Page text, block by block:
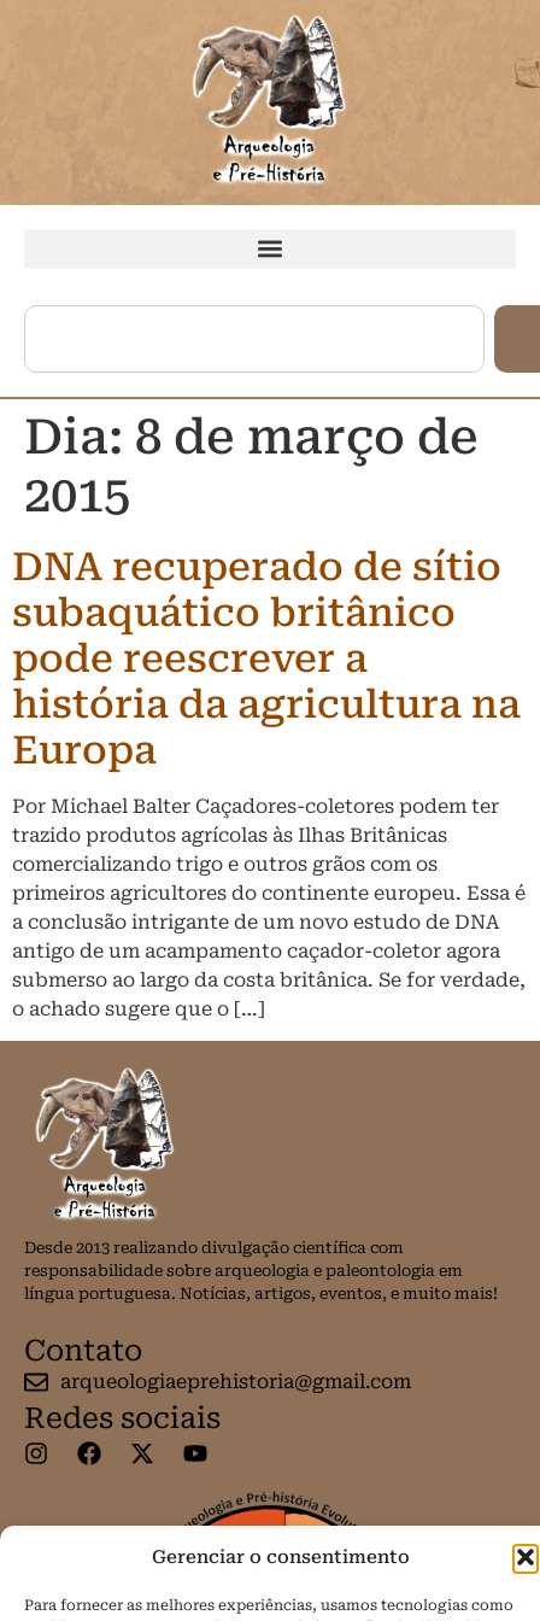
Gerenciar o consentimento
Para fornecer as melhores experiências, usamos tecnologias como
Dia: 8 de março de
2015
DNA recuperado de sítio
subaquático britânico
pode reescrever a
história da agricultura na
Europa
Por Michael Balter Caçadores-coletores podem ter
trazido produtos agrícolas às Ilhas Britânicas
comercializando trigo e outros grãos com os
primeiros agricultores do continente europeu. Essa é
a conclusão intrigante de um novo estudo de DNA
antigo de um acampamento caçador-coletor agora
submerso ao largo da costa britânica. Se for verdade,
o achado sugere que o […]
Desde 2013 realizando divulgação científica com
responsabilidade sobre arqueologia e paleontologia em
língua portuguesa. Notícias, artigos, eventos, e muito mais!
Contato
arqueologiaeprehistoria@gmail.com
Redes sociais